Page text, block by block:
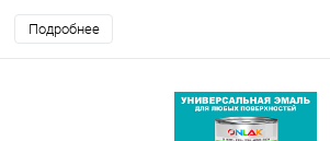
Подробнее